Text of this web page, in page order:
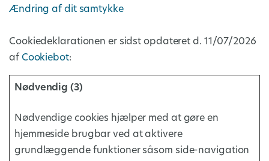
Ændring af dit samtykke
Cookiedeklarationen er sidst opdateret d. 11/07/2026
af Cookiebot:
Nødvendig (3)
Nødvendige cookies hjælper med at gøre en
hjemmeside brugbar ved at aktivere
grundlæggende funktioner såsom side-navigation